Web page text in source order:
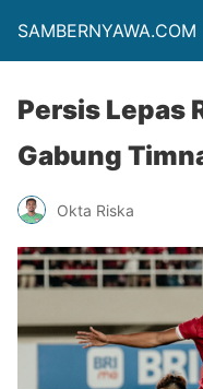
SAMBERNYAWA.COM
Persis Lepas
Gabung
Okta Riska